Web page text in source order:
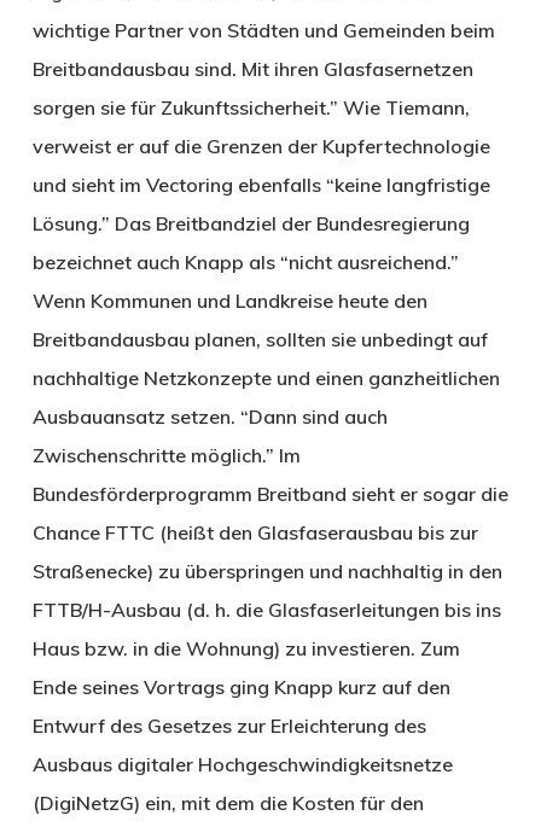
wichtige Partner von Städten und Gemeinden beim
Breitbandausbau sind. Mit ihren Glasfasernetzen
sorgen sie für Zukunftssicherheit.” Wie Tiemann,
verweist er auf die Grenzen der Kupfertechnologie
und sieht im Vectoring ebenfalls “keine langfristige
Lösung.” Das Breitbandziel der Bundesregierung
bezeichnet auch Knapp als “nicht ausreichend.”
Wenn Kommunen und Landkreise heute den
Breitbandausbau planen, sollten sie unbedingt auf
nachhaltige Netzkonzepte und einen ganzheitlichen
Ausbauansatz setzen. “Dann sind auch
Zwischenschritte möglich.” Im
Bundesförderprogramm Breitband sieht er sogar die
Chance FTTC (heißt den Glasfaserausbau bis zur
Straßenecke) zu überspringen und nachhaltig in den
FTTB/H-Ausbau (d. h. die Glasfaserleitungen bis ins
Haus bzw. in die Wohnung) zu investieren. Zum
Ende seines Vortrags ging Knapp kurz auf den
Entwurf des Gesetzes zur Erleichterung des
Ausbaus digitaler Hochgeschwindigkeitsnetze
(DigiNetzG) ein, mit dem die Kosten für den